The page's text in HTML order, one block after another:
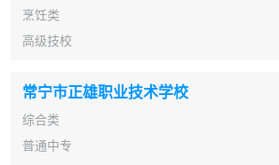
烹饪类
高级技校
常宁市正雄职业技术学校
综合类
普通中专